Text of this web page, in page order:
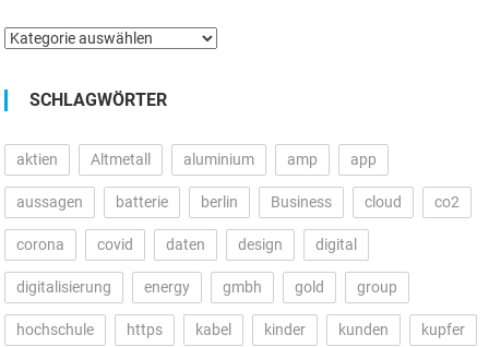
Kategorien
SCHLAGWÖRTER
aktien Altmetall aluminium amp app
aussagen batterie berlin Business cloud co2
corona covid daten design digital
digitalisierung energy gmbh gold group
hochschule https kabel kinder kunden kupfer